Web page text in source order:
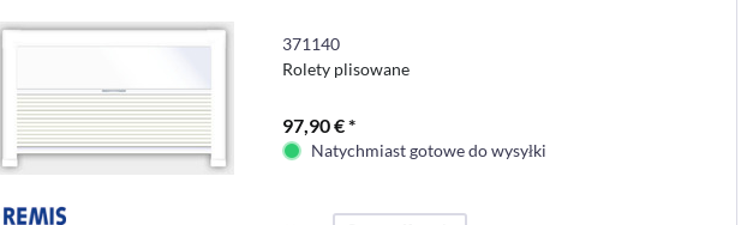
371140
Rolety plisowane
97,90 € *
Natychmiast gotowe do wysyłki